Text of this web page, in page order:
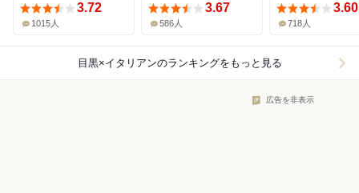
3.72
1015人
3.67
586人
3.60
718人
目黒×イタリアンのランキングをもっと見る
広告を非表示